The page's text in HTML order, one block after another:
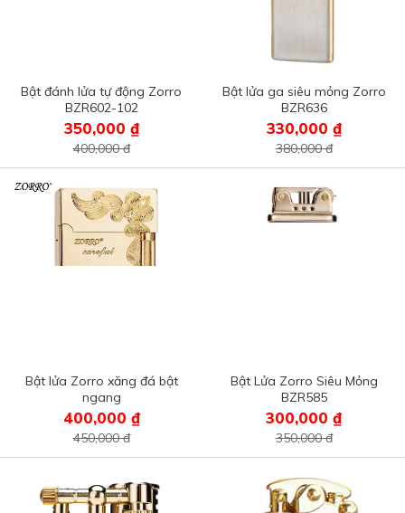
Bật đánh lửa tự động Zorro
BZR602-102
350,000 ₫
400,000 đ
Bật lửa ga siêu mỏng Zorro
BZR636
330,000 ₫
380,000 đ
Bật lửa Zorro xăng đá bật
ngang
400,000 ₫
450,000 đ
Bật Lửa Zorro Siêu Mỏng
BZR585
300,000 ₫
350,000 đ